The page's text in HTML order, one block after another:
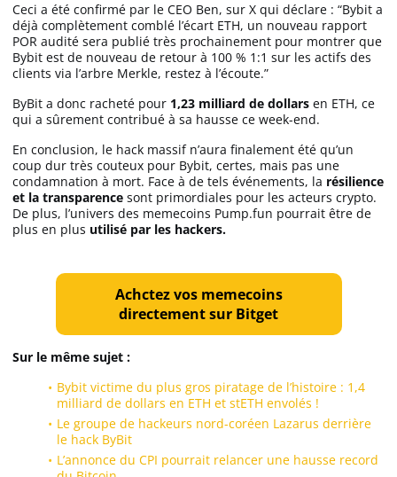
Ceci a été confirmé par le CEO Ben, sur X qui déclare : “Bybit a
déjà complètement comblé l’écart ETH, un nouveau rapport
POR audité sera publié très prochainement pour montrer que
Bybit est de nouveau de retour à 100 % 1:1 sur les actifs des
clients via l’arbre Merkle, restez à l’écoute.”
ByBit a donc racheté pour 1,23 milliard de dollars en ETH, ce
qui a sûrement contribué à sa hausse ce week-end.
En conclusion, le hack massif n’aura finalement été qu’un
coup dur très couteux pour Bybit, certes, mais pas une
condamnation à mort. Face à de tels événements, la résilience
et la transparence sont primordiales pour les acteurs crypto.
De plus, l’univers des memecoins Pump.fun pourrait être de
plus en plus utilisé par les hackers.
Achctez vos memecoins
directement sur Bitget
Sur le même sujet :
Bybit victime du plus gros piratage de l’histoire : 1,4
milliard de dollars en ETH et stETH envolés !
Le groupe de hackeurs nord-coréen Lazarus derrière
le hack ByBit
L’annonce du CPI pourrait relancer une hausse record